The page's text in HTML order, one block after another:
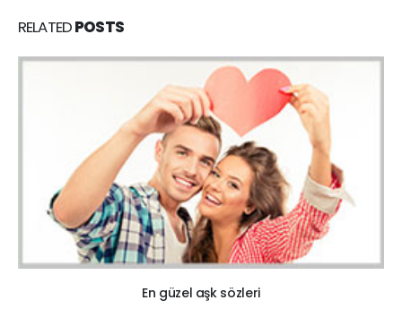
RELATEDPOSTS
En güzel aşk sözleri